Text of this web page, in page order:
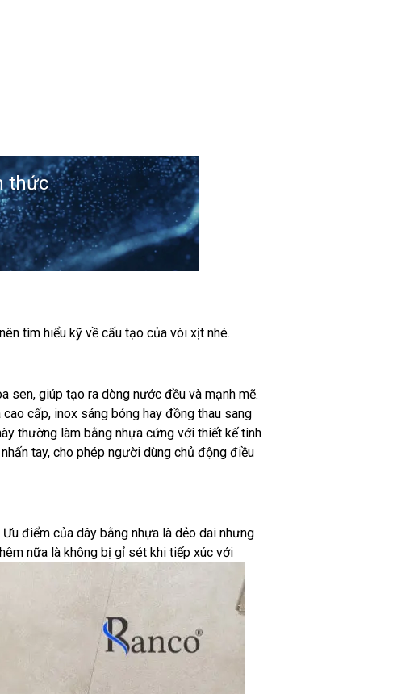
thức
tìm hiểu kỹ về cấu tạo của vòi xịt nhé.
giúp tạo ra dòng nước đều và mạnh mẽ.
cấp, inox sáng bóng hay đồng thau sang
thường làm bằng nhựa cứng với thiết kế tinh
tay, cho phép người dùng chủ động điều
Ưu điểm của dây bằng nhựa là dẻo dai nhưng
nữa là không bị gỉ sét khi tiếp xúc với